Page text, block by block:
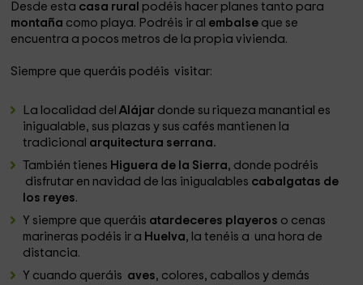
Desde esta casa rural podéis hacer planes tanto para
montaña como playa. Podréis ir al embalse que se
encuentra a pocos metros de la propia vivienda.
Siempre que queráis podéis visitar:
La localidad delAlájar donde su riqueza manantial es
inigualable, sus plazas y sus cafés mantienen la
tradicional arquitectura serrana.
También tienes Higuera de la Sierra, donde podréis
disfrutar en navidad de las inigualables cabalgatas de
los reyes.
Y siempre que queráis atardeceres playeros o cenas
marineras podéis ir a Huelva, la tenéis a una hora de
distancia.
Y cuando queráis aves, colores, caballos y demás